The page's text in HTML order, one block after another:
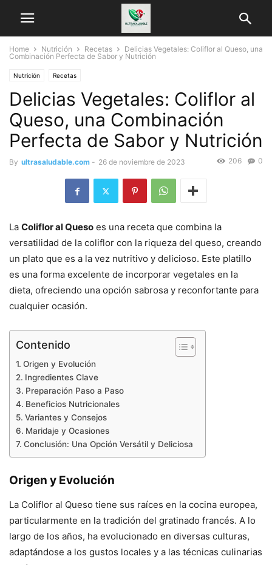
Home Nutrición Recetas
Delicias Vegetales: Coliflor al Queso, una
Combinación Perfecta de Sabor y Nutrición
Nutrición Recetas
Delicias Vegetales: Coliflor al
Queso, una Combinación
Perfecta de Sabor y Nutrición
By ultrasaludable.com - 26 de noviembre de 2023 0
206
La Coliflor al Queso es una receta que combina la
versatilidad de la coliflor con la riqueza del queso, creando
un plato que es a la vez nutritivo y delicioso. Este platillo
es una forma excelente de incorporar vegetales en la
dieta, ofreciendo una opción sabrosa y reconfortante para
cualquier ocasión.
Contenido
Origen y Evolución
Ingredientes Clave
Preparación Paso a Paso
Beneficios Nutricionales
Variantes y Consejos
Maridaje y Ocasiones
Conclusión: Una Opción Versátil y Deliciosa
Origen y Evolución
La Coliflor al Queso tiene sus raíces en la cocina europea,
particularmente en la tradición del gratinado francés. A lo
largo de los años, ha evolucionado en diversas culturas,
adaptándose a los gustos locales y a las técnicas culinarias